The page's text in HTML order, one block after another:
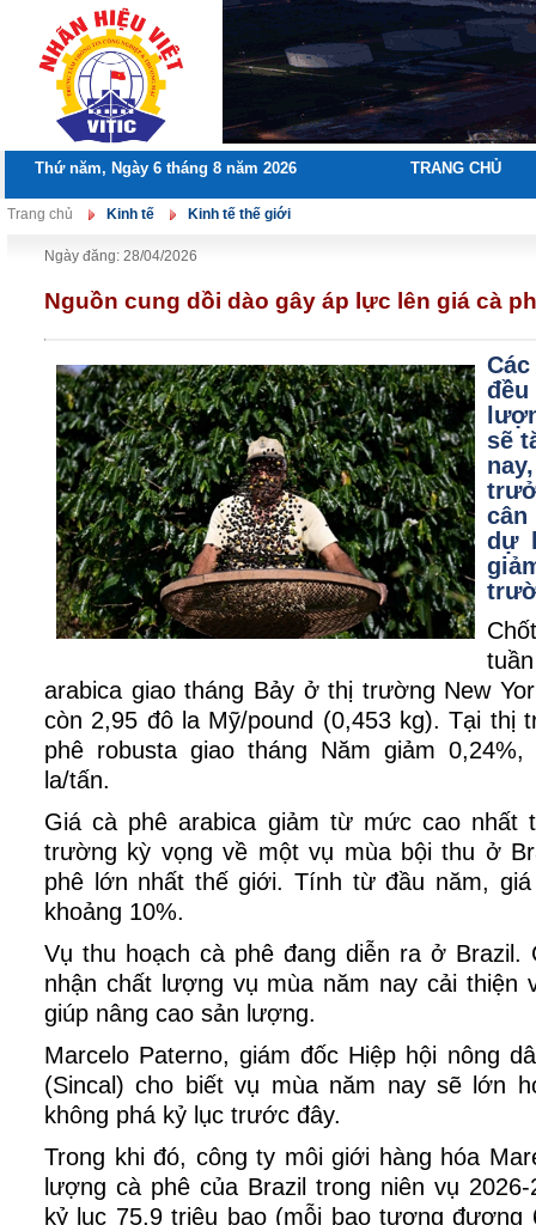
Thứ năm, Ngày 6 tháng 8 năm 2026 TRANG CHỦ
Trang chủ Kinh tế Kinh tế thế giới
Ngày đăng: 28/04/2026
Nguồn cung dồi dào gây áp lực lên giá cà
sẽ
dự
arabica giao tháng Bảy ở thị trường New
còn 2,95 đô la Mỹ/pound (0,453 kg). Tại thị
phê robusta giao tháng Năm giảm
la/tấn.
Giá cà phê arabica giảm từ mức cao nhất
trường kỳ vọng về một vụ mùa bội thu ở
phê lớn nhất thế giới. Tính từ đầu năm,
khoảng 10%.
Vụ thu hoạch cà phê đang diễn ra ở Brazil.
nhận chất lượng vụ mùa năm nay cải thiện
giúp nâng cao sản lượng.
Marcelo Paterno, giám đốc Hiệp hội nông
(Sincal) cho biết vụ mùa năm nay sẽ lớn
không phá kỷ lục trước đây.
Trong khi đó, công ty môi giới hàng hóa
lượng cà phê của Brazil trong niên vụ
kỷ lục 75,9 triệu bao (mỗi bao tương đương